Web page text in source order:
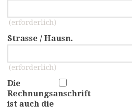
(erforderlich)
Strasse / Hausn.
(erforderlich)
Die
Rechnungsanschrift
ist auch die